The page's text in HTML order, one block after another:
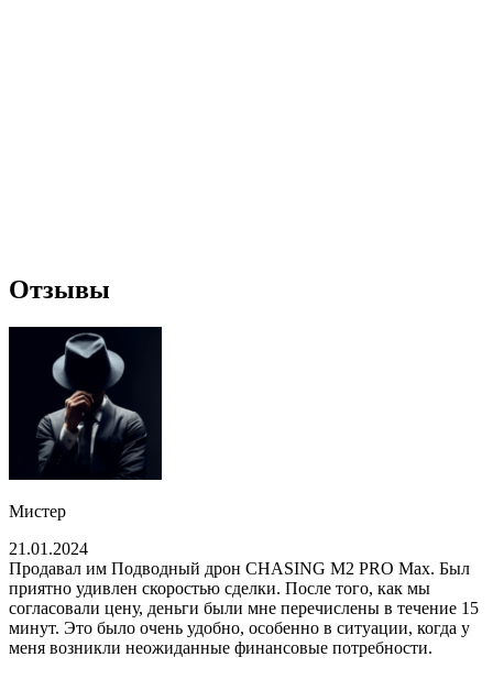
Отзывы
Мистер
21.01.2024
Продавал им Подводный дрон CHASING M2 PRO Max. Был
приятно удивлен скоростью сделки. После того, как мы
согласовали цену, деньги были мне перечислены в течение 15
минут. Это было очень удобно, особенно в ситуации, когда у
меня возникли неожиданные финансовые потребности.